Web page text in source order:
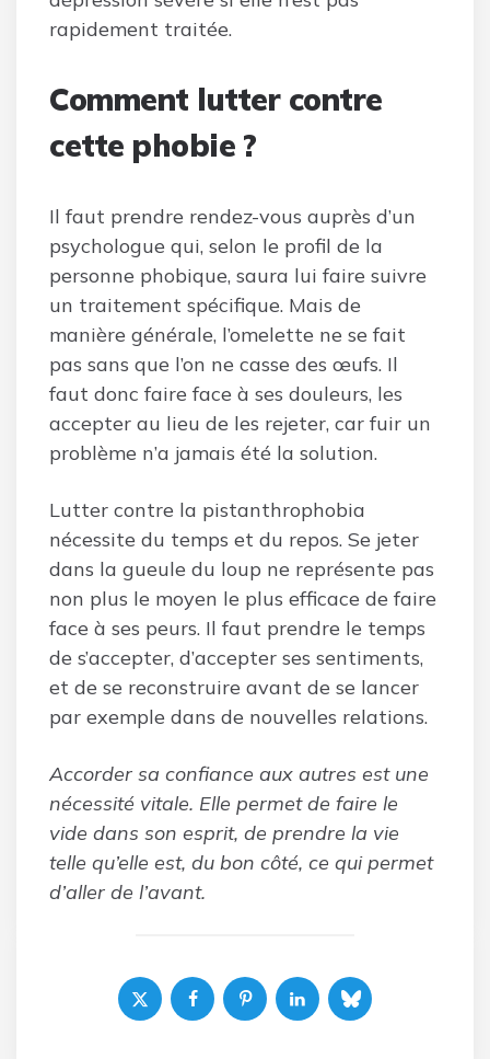
rapidement traitée.
Comment lutter contre
cette phobie ?
Il faut prendre rendez-vous auprès d’un
psychologue qui, selon le profil de la
personne phobique, saura lui faire suivre
un traitement spécifique. Mais de
manière générale, l’omelette ne se fait
pas sans que l’on ne casse des œufs. Il
faut donc faire face à ses douleurs, les
accepter au lieu de les rejeter, car fuir un
problème n’a jamais été la solution.
Lutter contre la pistanthrophobia
nécessite du temps et du repos. Se jeter
dans la gueule du loup ne représente pas
non plus le moyen le plus efficace de faire
face à ses peurs. Il faut prendre le temps
de s’accepter, d’accepter ses sentiments,
et de se reconstruire avant de se lancer
par exemple dans de nouvelles relations.
Accorder sa confiance aux autres est une
nécessité vitale. Elle permet de faire le
vide dans son esprit, de prendre la vie
telle qu’elle est, du bon côté, ce qui permet
d’aller de l’avant.